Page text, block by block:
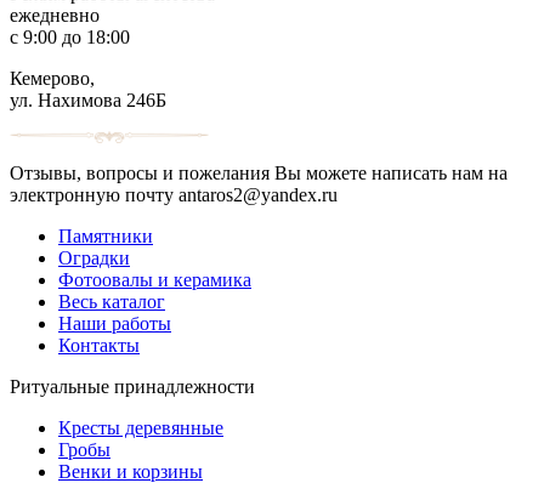
ежедневно
с 9:00 до 18:00
Кемерово,
ул. Нахимова 246Б
Отзывы, вопросы и пожелания Вы можете написать нам на
электронную почту antaros2@yandex.ru
Памятники
Оградки
Фотоовалы и керамика
Весь каталог
Наши работы
Контакты
Ритуальные принадлежности
Кресты деревянные
Гробы
Венки и корзины